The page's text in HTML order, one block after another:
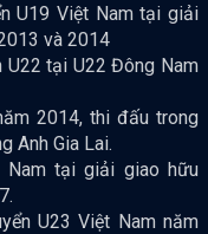
U19 Việt Nam tại giải
và 2014
U22 tại U22 Đông Nam
2014, thi đấu trong
Anh Gia Lai.
tại giải giao hữu
U23 Việt Nam năm